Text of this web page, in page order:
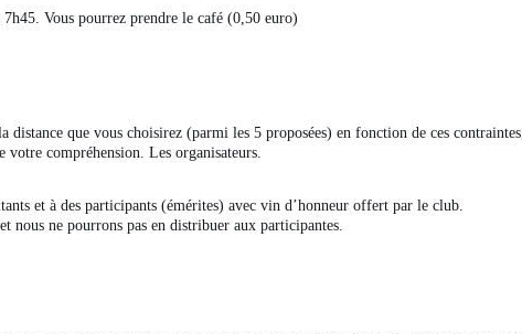
Vous pourrez prendre le café (0,50 euro)
que vous choisirez (parmi les 5 proposées) en fonction de ces contraintes,
compréhension. Les organisateurs.
et à des participants (émérites) avec vin d’honneur offert par le club.
nous ne pourrons pas en distribuer aux participantes.